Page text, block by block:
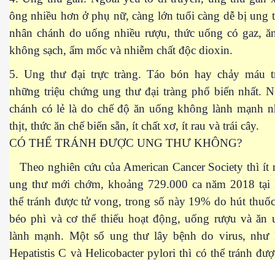
ông nhiều hơn ở phụ nữ, càng lớn tuổi càng dễ bị ung
nhân chánh do uống nhiều rượu, thức uống có gaz,
không sạch, ẩm mốc và nhiễm chất độc dioxin.
5. Ung thư đại trực tràng. Táo bón hay chảy máu
những triệu chứng ung thư đại tràng phổ biến nhất.
chánh có lẻ là do chế độ ăn uống không lành mạnh
thịt, thức ăn chế biến sẵn, ít chất xơ, ít rau và trái cây.
CÓ THỂ TRÁNH ĐƯỢC UNG THƯ KHÔNG?
Theo nghiên cứu của American Cancer Society thì ít
ung thư mới chớm, khoảng 729.000 ca năm 2018
thể tránh được tử vong, trong số này 19% do hút
béo phì và cơ thể thiếu hoạt động, uống rượu và ăn
lành mạnh. Một số ung thư lây bệnh do virus, như
Hepatistis C và Helicobacter pylori thì có thể tránh
- P2